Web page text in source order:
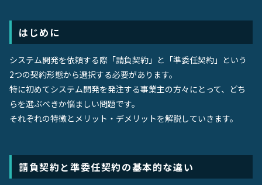
はじめに
システム開発を依頼する際「請負契約」と「準委任契約」という
2つの契約形態から選択する必要があります。
特に初めてシステム開発を発注する事業主の方々にとって、どち
らを選ぶべきか悩ましい問題です。
それぞれの特徴とメリット・デメリットを解説していきます。
請負契約と準委任契約の基本的な違い